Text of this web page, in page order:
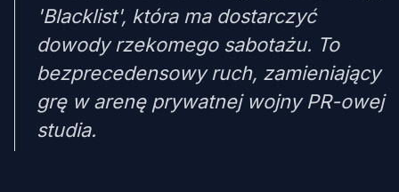
'Blacklist', która ma dostarczyć
dowody rzekomego sabotażu. To
bezprecedensowy ruch, zamieniający
grę w arenę prywatnej wojny PR-owej
studia.